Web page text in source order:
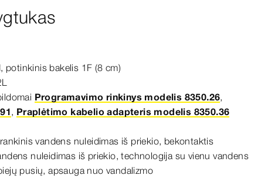
potinkinis bakelis 1F (8 cm)
Programavimo rinkinys modelis 8350.26,
, Praplėtimo kabelio adapteris modelis 8350.36
vandens nuleidimas iš priekio, bekontaktis
nuleidimas iš priekio, technologija su vienu vandens
pusių, apsauga nuo vandalizmo